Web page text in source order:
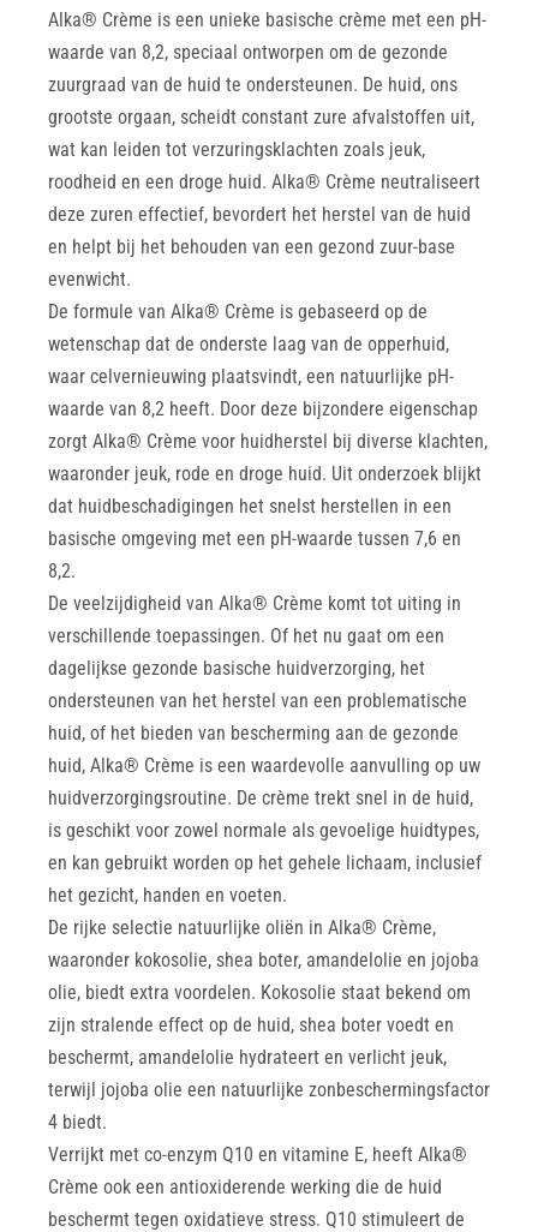
Alka® Crème is een unieke basische crème met een pH-
waarde van 8,2, speciaal ontworpen om de gezonde
zuurgraad van de huid te ondersteunen. De huid, ons
grootste orgaan, scheidt constant zure afvalstoffen uit,
wat kan leiden tot verzuringsklachten zoals jeuk,
roodheid en een droge huid. Alka® Crème neutraliseert
deze zuren effectief, bevordert het herstel van de huid
en helpt bij het behouden van een gezond zuur-base
evenwicht.
De formule van Alka® Crème is gebaseerd op de
wetenschap dat de onderste laag van de opperhuid,
waar celvernieuwing plaatsvindt, een natuurlijke pH-
waarde van 8,2 heeft. Door deze bijzondere eigenschap
zorgt Alka® Crème voor huidherstel bij diverse klachten,
waaronder jeuk, rode en droge huid. Uit onderzoek blijkt
dat huidbeschadigingen het snelst herstellen in een
basische omgeving met een pH-waarde tussen 7,6 en
8,2.
De veelzijdigheid van Alka® Crème komt tot uiting in
verschillende toepassingen. Of het nu gaat om een
dagelijkse gezonde basische huidverzorging, het
ondersteunen van het herstel van een problematische
huid, of het bieden van bescherming aan de gezonde
huid, Alka® Crème is een waardevolle aanvulling op uw
huidverzorgingsroutine. De crème trekt snel in de huid,
is geschikt voor zowel normale als gevoelige huidtypes,
en kan gebruikt worden op het gehele lichaam, inclusief
het gezicht, handen en voeten.
De rijke selectie natuurlijke oliën in Alka® Crème,
waaronder kokosolie, shea boter, amandelolie en jojoba
olie, biedt extra voordelen. Kokosolie staat bekend om
zijn stralende effect op de huid, shea boter voedt en
beschermt, amandelolie hydrateert en verlicht jeuk,
terwijl jojoba olie een natuurlijke zonbeschermingsfactor
4 biedt.
Verrijkt met co-enzym Q10 en vitamine E, heeft Alka®
Crème ook een antioxiderende werking die de huid
beschermt tegen oxidatieve stress. Q10 stimuleert de